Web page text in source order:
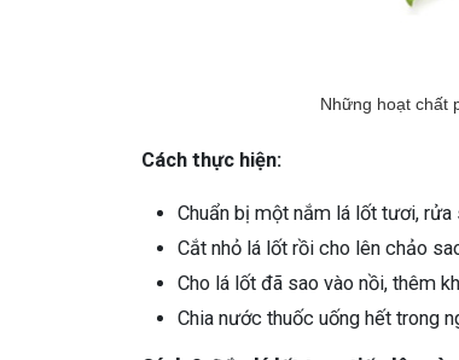
Những hoạt chất
Cách thực hiện:
Chuẩn bị một nắm lá lốt tươi,
Cắt nhỏ lá lốt rồi cho lên chảo
Cho lá lốt đã sao vào nồi, thêm
Chia nước thuốc uống hết trong